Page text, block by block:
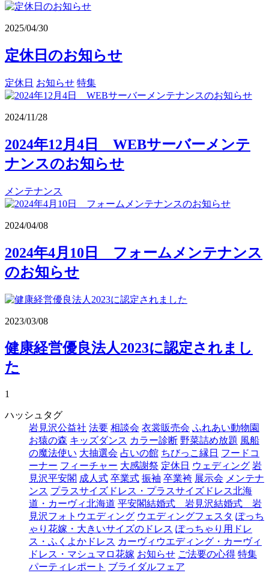
2025/04/30
定休日のお知らせ
定休日 お知らせ 特集
2024/11/28
2024年12月4日 WEBサーバーメンテ
ナンスのお知らせ
メンテナンス
2024/04/08
2024年4月10日 フォームメンテナンス
のお知らせ
2023/03/08
健康経営優良法人2023に認定されまし
た
1
ハッシュ タグ
岩見沢公益社 法要 相談会 衣裳販売会 ふれあい動物園
お猿の森 キッズダンス カラー診断 野菜詰め放題 風船
の魔法使い 大抽選会 占いの館 ちびっこ縁日 フードコ
ーナー フィーチャー 大感謝祭 定休日 ウェディング 岩
見沢平安閣 成人式 卒業式 振袖 卒業袴 展示会 メンテナ
ンス プラスサイズドレス・プラスサイズドレス北海
道・カーヴィ北海道 平安閣結婚式 岩見沢結婚式 岩
見沢フォトウエディング ウエディングフェスタ ぽっち
ゃり花嫁・大きいサイズのドレス ぽっちゃり用ドレ
ス・ふくよかドレス カーヴィウエディング・カーヴィ
ドレス・マシュマロ花嫁 お知らせ ご法要の心得 特集
パーティレポート ブライダルフェア